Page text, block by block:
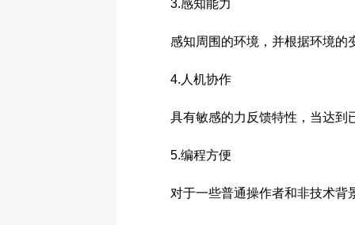
3.感知能力
感知周围的环境，并根据环境的
4.人机协作
具有敏感的力反馈特性，当达到已
5.编程方便
对于一些普通操作者和非技术背